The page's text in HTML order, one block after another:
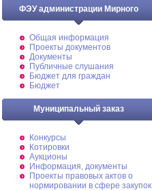
ФЭУ администрации Мирного
Общая информация
Проекты документов
Документы
Публичные слушания
Бюджет для граждан
Бюджет
Муниципальный заказ
Конкурсы
Котировки
Аукционы
Информация, документы
Проекты правовых актов о
нормировании в сфере закупок